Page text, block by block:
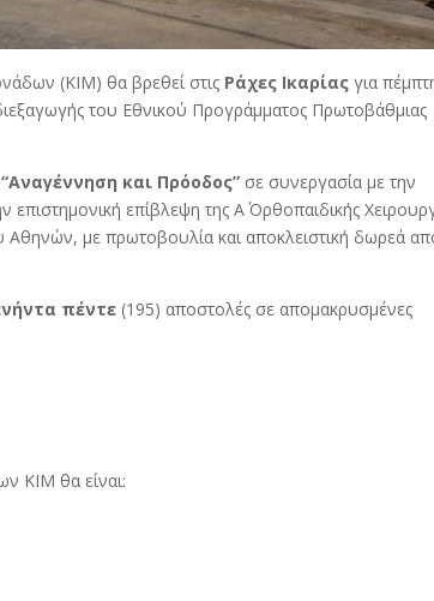
(ΚΙΜ) θα βρεθεί στις Ράχες Ικαρίας για
του Εθνικού Προγράμματος Πρωτοβάθμιας
“Αναγέννηση και Πρόοδος” σε συνεργασία με την
επίβλεψη της Α΄ Ορθοπαιδικής
Αθηνών, με πρωτοβουλία και αποκλειστική δωρεά
πέντε (195) αποστολές σε απομακρυσμένες
ΚΙΜ θα είναι: